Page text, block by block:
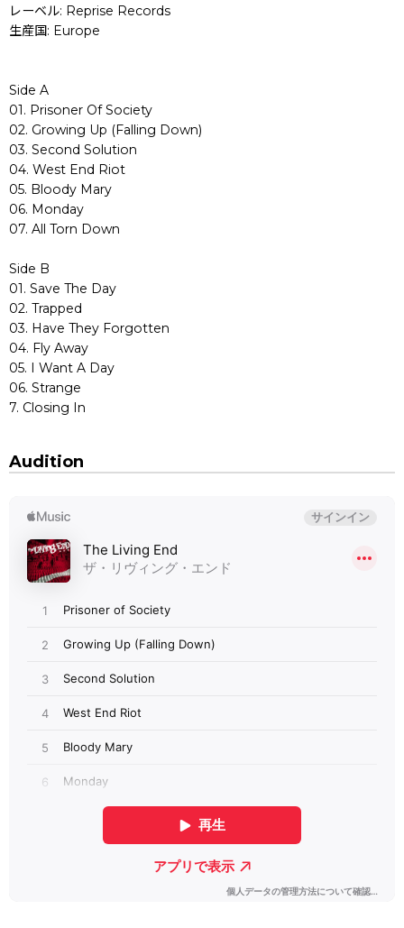
レーベル: Reprise Records
生産国: Europe
Side A
01. Prisoner Of Society
02. Growing Up (Falling Down)
03. Second Solution
04. West End Riot
05. Bloody Mary
06. Monday
07. All Torn Down
Side B
01. Save The Day
02. Trapped
03. Have They Forgotten
04. Fly Away
05. I Want A Day
06. Strange
7. Closing In
Audition